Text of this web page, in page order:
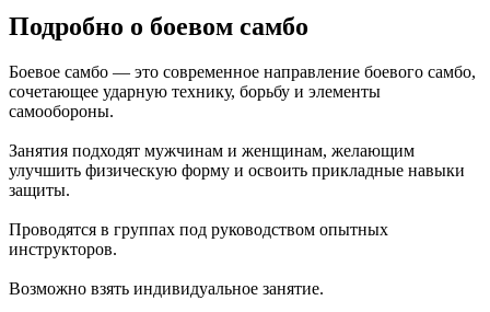
Подробно о боевом самбо
Боевое самбо — это современное направление боевого самбо,
сочетающее ударную технику, борьбу и элементы
самообороны.
Занятия подходят мужчинам и женщинам, желающим
улучшить физическую форму и освоить прикладные навыки
защиты.
Проводятся в группах под руководством опытных
инструкторов.
Возможно взять индивидуальное занятие.